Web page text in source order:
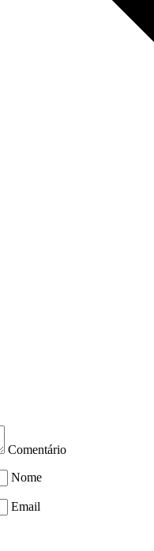
Comentário
Nome
Email